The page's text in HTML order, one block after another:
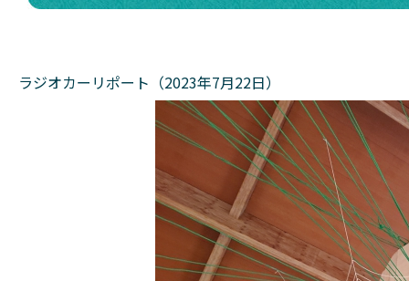
ラジオカーリポート（2023年7月22日）